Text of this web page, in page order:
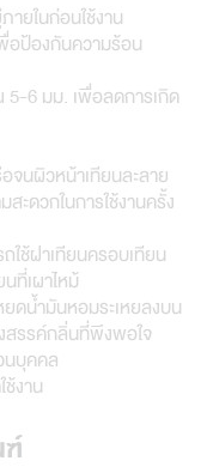
ยในก่อนใช้งาน
พื่อป้องกันความร้อน
5-6 มม. เพื่อลดการเกิด
จนผิวหน้าเทียนละลาย
ะดวกในการใช้งานครั้ง
ใช้ฝาเทียนครอบเทียน
ที่เผาไหม้
ดน้ำมันหอมระเหยลงบน
สรรค์กลิ่นที่พึงพอใจ
นบุคคล
งาน